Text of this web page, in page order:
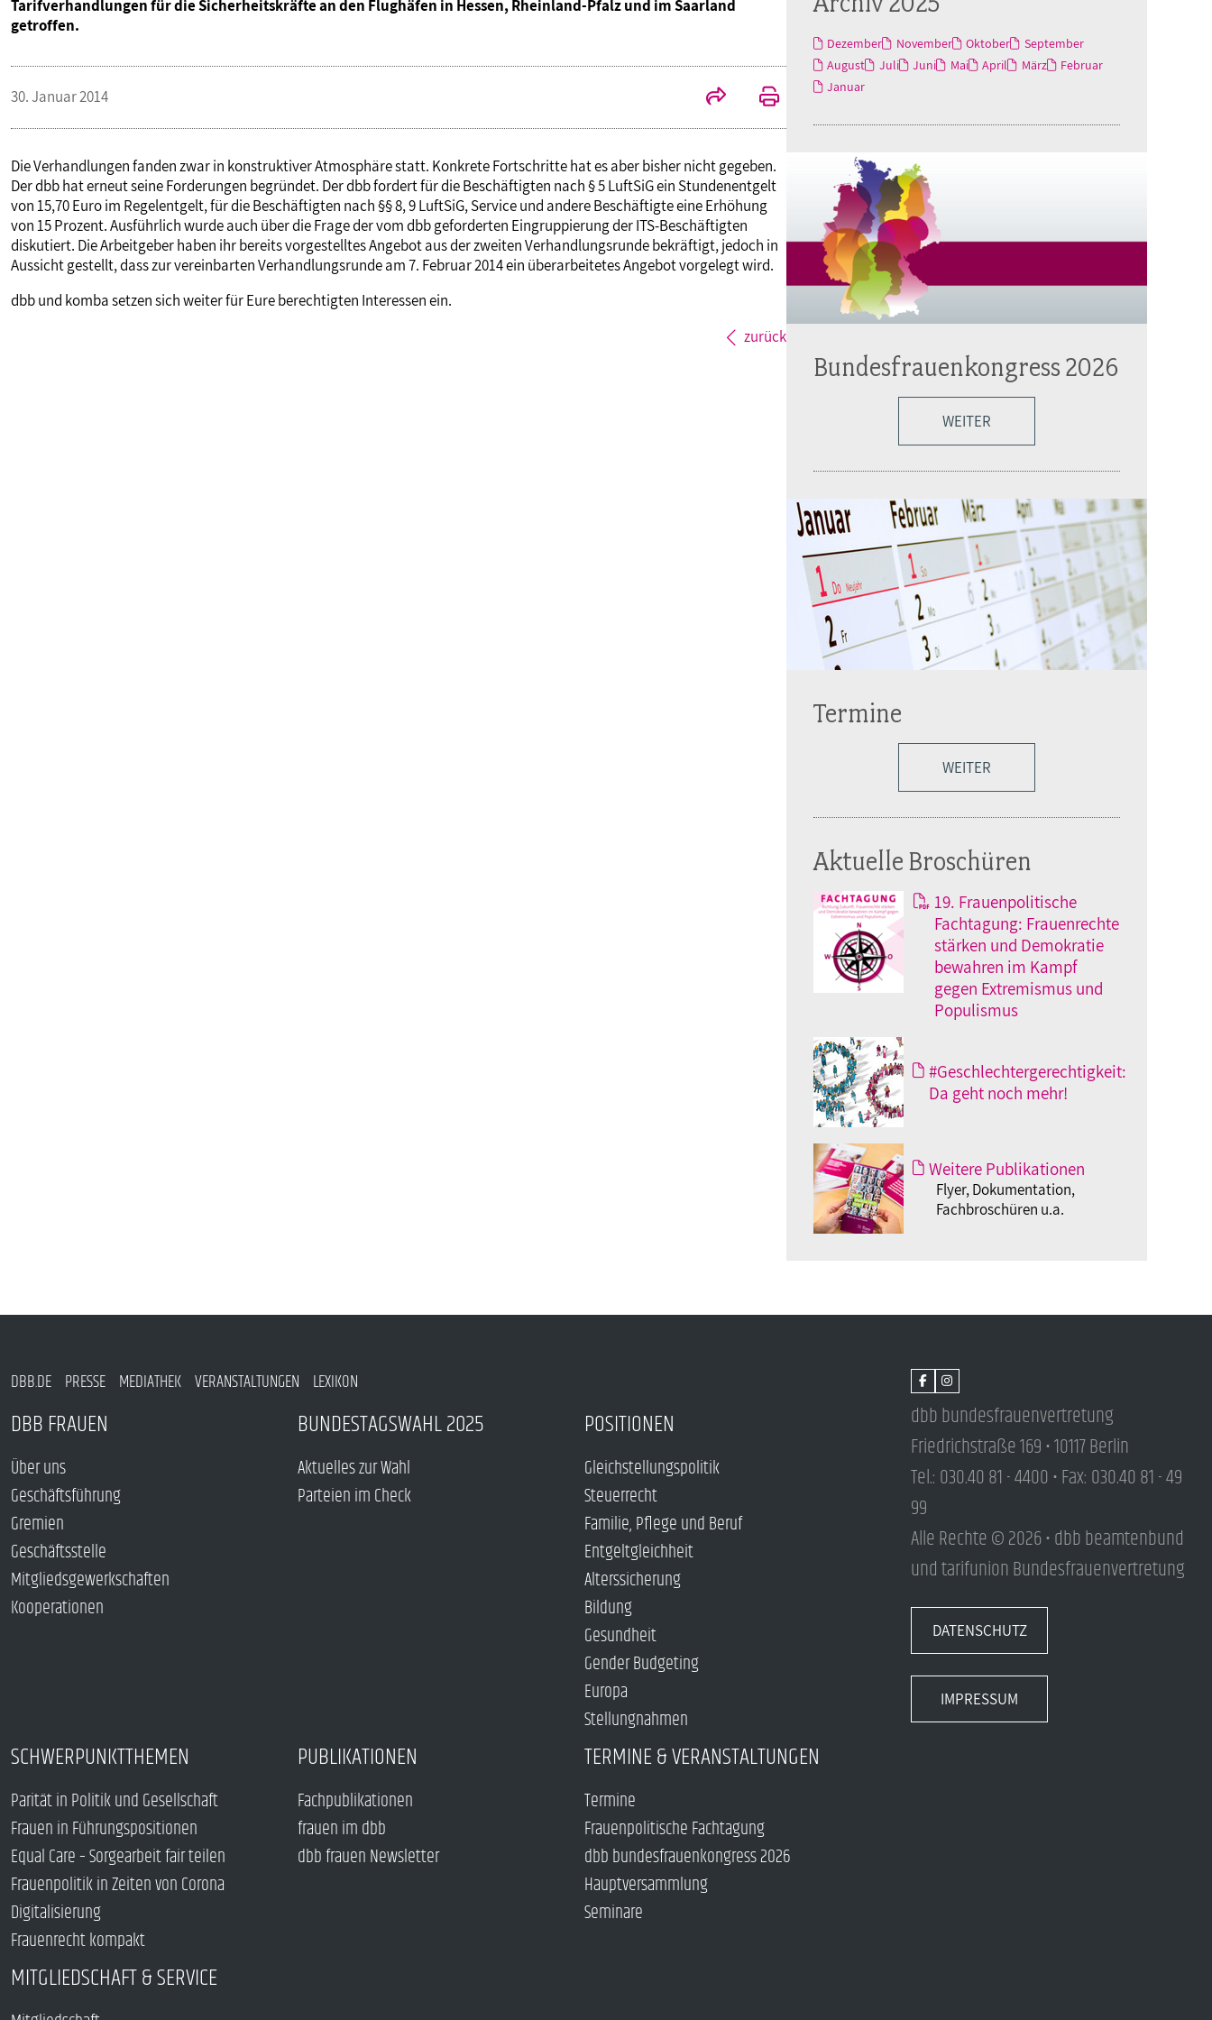
Gesundheit
Gender Budgeting
Europa
PUBLIKATIONEN
TERMINE & VERANSTALTUNGEN
MITGLIEDSCHAFT & SERVICE
Tarifverhandlungen für die Sicherheitskräfte an den Flughäfen in Hessen, Rheinland-Pfalz und im Saarland
getroffen.
30. Januar 2014
Die Verhandlungen fanden zwar in konstruktiver Atmosphäre statt. Konkrete Fortschritte hat es aber bisher nicht gegeben.
Der dbb hat erneut seine Forderungen begründet. Der dbb fordert für die Beschäftigten nach § 5 LuftSiG ein Stundenentgelt
von 15,70 Euro im Regelentgelt, für die Beschäftigten nach §§ 8, 9 LuftSiG, Service und andere Beschäftigte eine Erhöhung
von 15 Prozent. Ausführlich wurde auch über die Frage der vom dbb geforderten Eingruppierung der ITS-Beschäftigten
diskutiert. Die Arbeitgeber haben ihr bereits vorgestelltes Angebot aus der zweiten Verhandlungsrunde bekräftigt, jedoch in
Aussicht gestellt, dass zur vereinbarten Verhandlungsrunde am 7. Februar 2014 ein überarbeitetes Angebot vorgelegt wird.
dbb und komba setzen sich weiter für Eure berechtigten Interessen ein.
zurück
Dezember November Oktober
September
August
Juli Juni Mai April März
Februar
Januar
Bundesfrauenkongress 2026
WEITER
Termine
WEITER
Aktuelle Broschüren
19. Frauenpolitische
Fachtagung: Frauenrechte
stärken und Demokratie
bewahren im Kampf
gegen Extremismus und
Populismus
#Geschlechtergerechtigkeit:
Da geht noch mehr!
Weitere Publikationen
Flyer, Dokumentation,
Fachbroschüren u.a.
DBB.DE PRESSE MEDIATHEK VERANSTALTUNGEN LEXIKON
DBB FRAUEN
Über uns
Geschäftsführung
Gremien
Geschäftsstelle
Mitgliedsgewerkschaften
Kooperationen
BUNDESTAGSWAHL 2025
Aktuelles zur Wahl
Parteien im Check
POSITIONEN
Gleichstellungspolitik
Steuerrecht
Familie, Pflege und Beruf
Entgeltgleichheit
Alterssicherung
Bildung
Gesundheit
Gender Budgeting
Europa
Stellungnahmen
SCHWERPUNKTTHEMEN
Parität in Politik und Gesellschaft
Frauen in Führungspositionen
Equal Care – Sorgearbeit fair teilen
Frauenpolitik in Zeiten von Corona
Digitalisierung
Frauenrecht kompakt
PUBLIKATIONEN
Fachpublikationen
frauen im dbb
dbb frauen Newsletter
TERMINE & VERANSTALTUNGEN
Termine
Frauenpolitische Fachtagung
dbb bundesfrauenkongress 2026
Hauptversammlung
Seminare
MITGLIEDSCHAFT & SERVICE
dbb bundesfrauenvertretung
Friedrichstraße 169 • 10117 Berlin
Tel.: 030.40 81 - 4400 • Fax: 030.40 81 - 49
99
Alle Rechte © 2026 • dbb beamtenbund
und tarifunion Bundesfrauenvertretung
DATENSCHUTZ
IMPRESSUM